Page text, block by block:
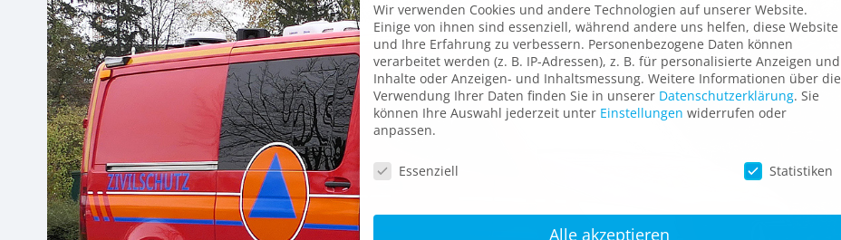
Wir verwenden Cookies und andere Technologien auf unserer Website.
Einige von ihnen sind essenziell, während andere uns helfen, diese Website
und Ihre Erfahrung zu verbessern. Personenbezogene Daten können
verarbeitet werden (z. B. IP-Adressen), z. B. für personalisierte Anzeigen und
Inhalte oder Anzeigen- und Inhaltsmessung. Weitere Informationen über die
Verwendung Ihrer Daten finden Sie in unserer Datenschutzerklärung. Sie
können Ihre Auswahl jederzeit unter Einstellungen widerrufen oder
anpassen.
Datenschutzeinstellungen
Essenziell Statistiken
Alle akzeptieren